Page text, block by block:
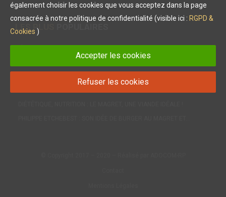
LES PLUS
MAGRET DE CANARD : LE CHEF PHILIPPE ETCHEBEST NOUS…
également choisir les cookies que vous acceptez dans la page
consacrée à notre politique de confidentialité (visible ici : RGPD &
Cookies )
Accepter les cookies
Refuser les cookies